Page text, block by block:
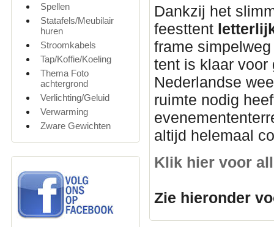
Spellen
Statafels/Meubilair
huren
Stroomkabels
Tap/Koffie/Koeling
Thema Foto
achtergrond
Verlichting/Geluid
Verwarming
Zware Gewichten
Dankzij het
feesttent
frame
tent is klaar voor
Nederlandse
ruimte nodig
altijd helemaal
Klik hier voor
Zie hieronder